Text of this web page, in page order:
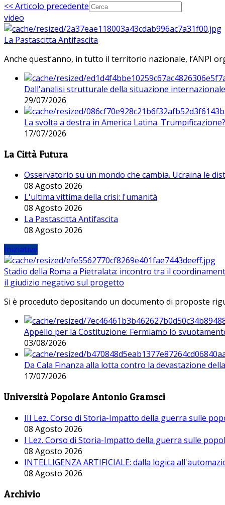
<< Articolo precedente
video
La Pastascitta Antifascita
Anche quest’anno, in tutto il territorio nazionale, l’ANPI
Dall'analisi strutturale della situazione
29/07/2026
La svolta a destra in America Latina. Trumpificazione?
17/07/2026
La Città Futura
Osservatorio su un mondo che cambia. Ucraina le
08 Agosto 2026
L'ultima vittima della crisi: l'umanità
08 Agosto 2026
La Pastascitta Antifascita
08 Agosto 2026
Iniziative
Stadio della Roma a Pietralata: incontro tra il
il giudizio negativo sul progetto
Si è proceduto depositando un documento di proposte
Appello per la Costituzione: Fermiamo lo
03/08/2026
Da Cala Finanza alla lotta contro la devastazione
17/07/2026
Università Popolare Antonio Gramsci
III Lez. Corso di Storia-Impatto della guerra sulle
08 Agosto 2026
I Lez. Corso di Storia-Impatto della guerra sulle
08 Agosto 2026
INTELLIGENZA ARTIFICIALE: dalla logica
08 Agosto 2026
Archivio